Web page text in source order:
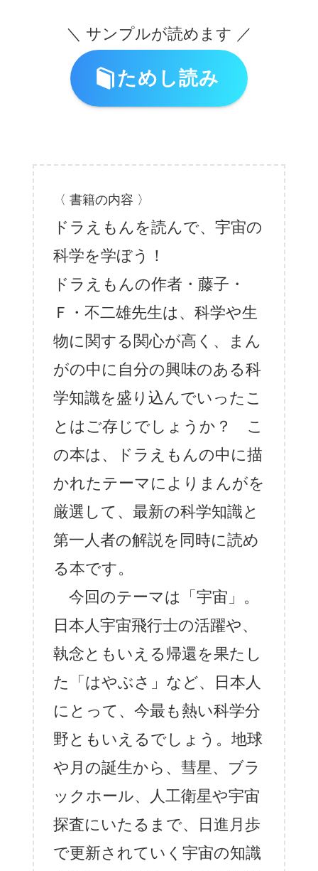
＼ サンプルが読めます ／
ためし読み
〈 書籍の内容 〉
ドラえもんを読んで、宇宙の
科学を学ぼう！
ドラえもんの作者・藤子・
Ｆ・不二雄先生は、科学や生
物に関する関心が高く、まん
がの中に自分の興味のある科
学知識を盛り込んでいったこ
とはご存じでしょうか？ こ
の本は、ドラえもんの中に描
かれたテーマによりまんがを
厳選して、最新の科学知識と
第一人者の解説を同時に読め
る本です。
今回のテーマは「宇宙」。
日本人宇宙飛行士の活躍や、
執念ともいえる帰還を果たし
た「はやぶさ」など、日本人
にとって、今最も熱い科学分
野ともいえるでしょう。地球
や月の誕生から、彗星、ブラ
ックホール、人工衛星や宇宙
探査にいたるまで、日進月歩
で更新されていく宇宙の知識